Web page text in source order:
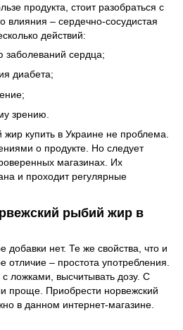
продукта, стоит разобраться с
влияния – сердечно-сосудистая
действий:
заболеваний сердца;
диабета;
зрению.
купить в Украине не проблема.
о продукте. Но следует
магазинах. Их
и проходит регулярные
рыбий жир в
добавки нет. Те же свойства, что и
– простота употребления.
ложками, высчитывать дозу. С
проще. Приобрести норвежский
в данном интернет-магазине.